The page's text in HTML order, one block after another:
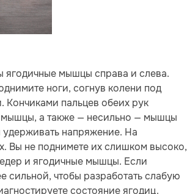
ягодичные мышцы справа и слева.
ноги, согнув колени под
Кончиками пальцев обеих рук
мышцы, а также — несильно — мышцы
удерживать напряжение. На
Вы не поднимете их слишком высоко,
и ягодичные мышцы. Если
сильной, чтобы разработать слабую
состояние ягодиц.